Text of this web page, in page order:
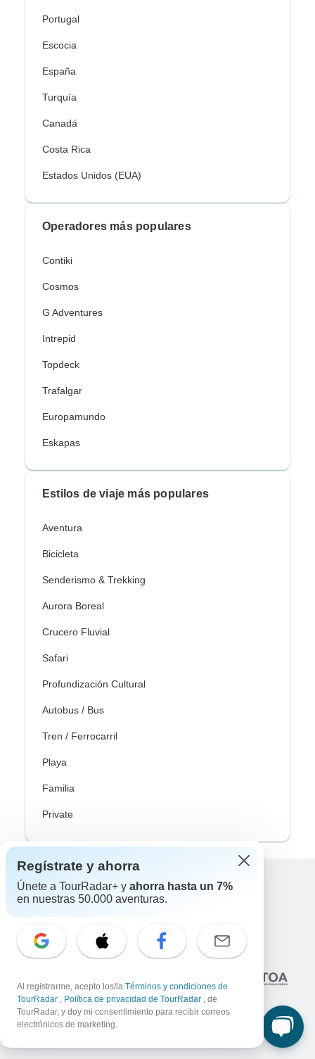
Portugal
Escocia
España
Turquía
Canadá
Costa Rica
Estados Unidos (EUA)
Operadores más populares
Contiki
Cosmos
G Adventures
Intrepid
Topdeck
Trafalgar
Europamundo
Eskapas
Estilos de viaje más populares
Aventura
Bicicleta
Senderismo & Trekking
Aurora Boreal
Crucero Fluvial
Safari
Profundización Cultural
Autobus / Bus
Tren / Ferrocarril
Playa
Familia
Private
Excellent
Asociado a
Regístrate y ahorra
Únete a TourRadar+ y ahorra hasta un 7%
en nuestras 50.000 aventuras.
Al registrarme, acepto los/la Términos y condiciones de
TourRadar , Política de privacidad de TourRadar , de
TourRadar, y doy mi consentimiento para recibir correos
electrónicos de marketing.